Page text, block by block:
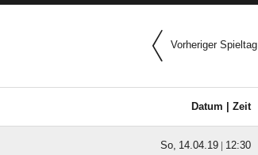
Vorheriger Spieltag
Datum | Zeit
  | 